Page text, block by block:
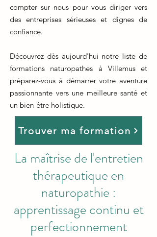
compter sur nous pour vous diriger vers
des entreprises sérieuses et dignes de
confiance.
Découvrez dès aujourd'hui notre liste de
formations naturopathes à Villemus et
préparez-vous à démarrer votre aventure
passionnante vers une meilleure santé et
un bien-être holistique.
Trouver ma formation
La maîtrise de l'entretien
thérapeutique en
naturopathie :
apprentissage continu et
perfectionnement